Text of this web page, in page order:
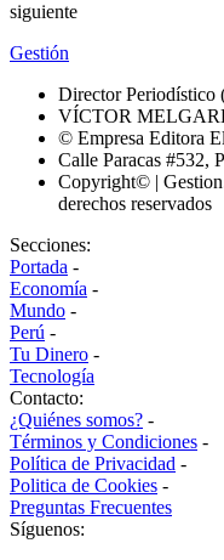
siguiente
Gestión
Director Periodístico
VÍCTOR
© Empresa Editora
Calle Paracas #532,
Copyright© |
derechos reservados
Secciones:
Portada -
Economía -
Mundo -
Perú -
Tu Dinero -
Tecnología
Contacto:
¿Quiénes somos? -
Términos y Condiciones -
Política de Privacidad -
Politica de Cookies -
Preguntas Frecuentes
Síguenos: